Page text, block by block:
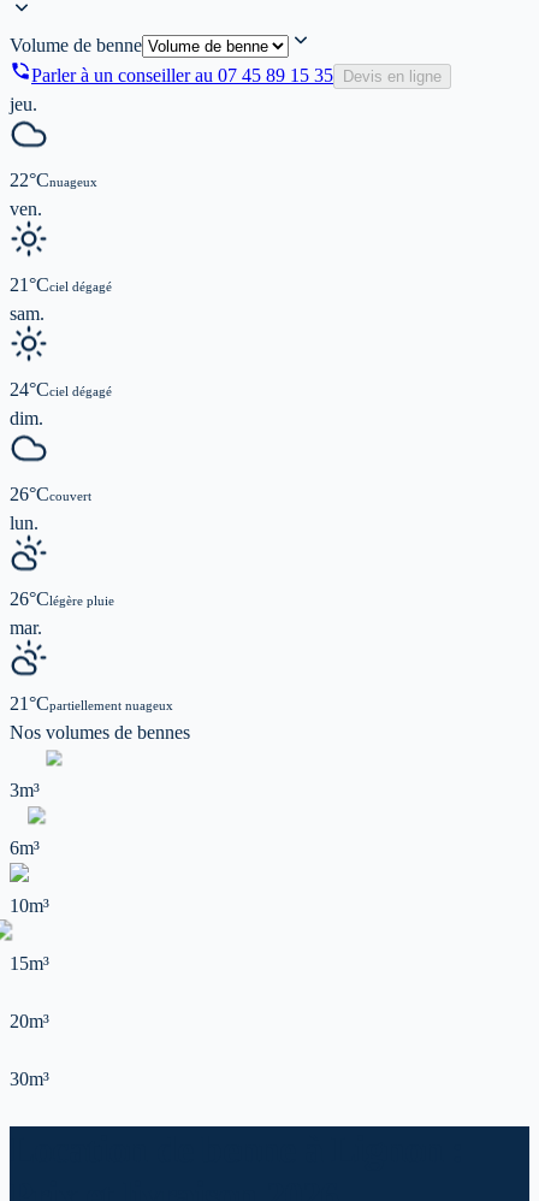
Volume de benne
Parler à un conseiller au 07 45 89 15 35 Devis en ligne
jeu.
22°Cnuageux
ven.
21°Cciel dégagé
sam.
24°Cciel dégagé
dim.
26°Ccouvert
lun.
26°Clégère pluie
mar.
21°Cpartiellement nuageux
Nos volumes de bennes
3m³
6m³
10m³
15m³
20m³
30m³